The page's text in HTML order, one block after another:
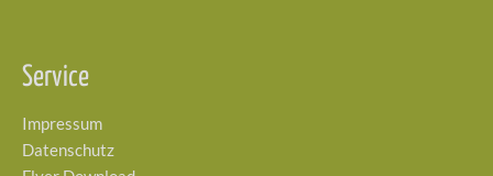
Service
Impressum
Datenschutz